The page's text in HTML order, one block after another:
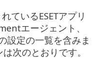
ているESETアプリ
エージェント、
設定の一覧を含みま
次のとおりです。